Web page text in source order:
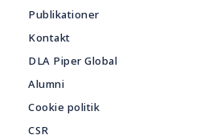
Publikationer
Kontakt
DLA Piper Global
Alumni
Cookie politik
CSR